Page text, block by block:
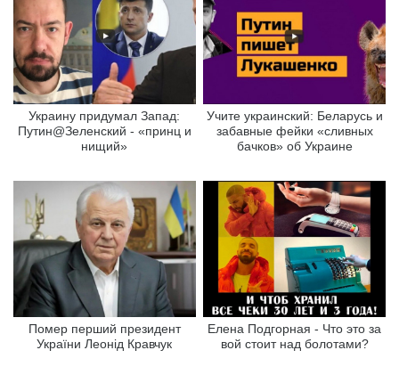
Украину придумал Запад:
Путин@Зеленский - «принц и
нищий»
Учите украинский: Беларусь и
забавные фейки «сливных
бачков» об Украине
Помер перший президент
України Леонід Кравчук
Елена Подгорная - Что это за
вой стоит над болотами?